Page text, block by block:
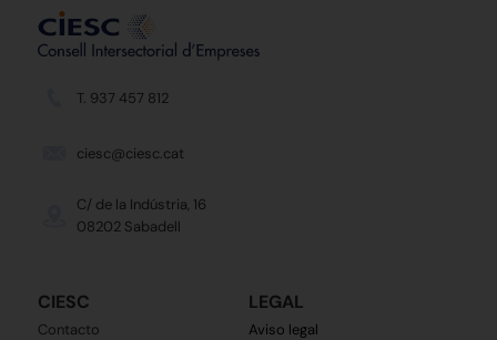
T. 937 457 812
ciesc@ciesc.cat
C/ de la Indústria, 16
08202 Sabadell
CIESC
Contacto
LEGAL
Aviso legal